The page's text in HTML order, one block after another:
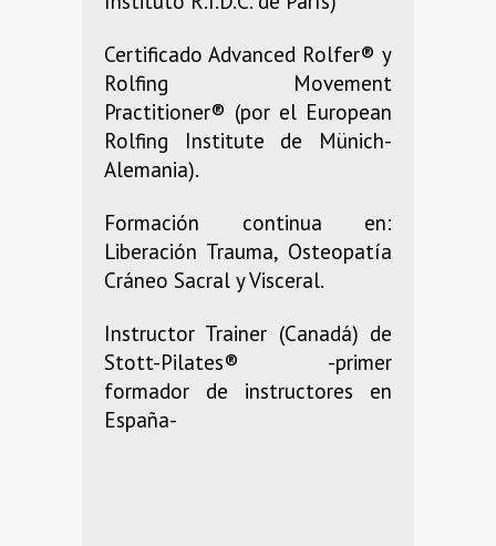
Certificado Advanced Rolfer® y
Rolfing Movement
Practitioner® (por el European
Rolfing Institute de Münich-
Alemania).
Formación continua en:
Liberación Trauma, Osteopatía
Cráneo Sacral y Visceral.
Instructor Trainer (Canadá) de
Stott-Pilates® -primer
formador de instructores en
España-